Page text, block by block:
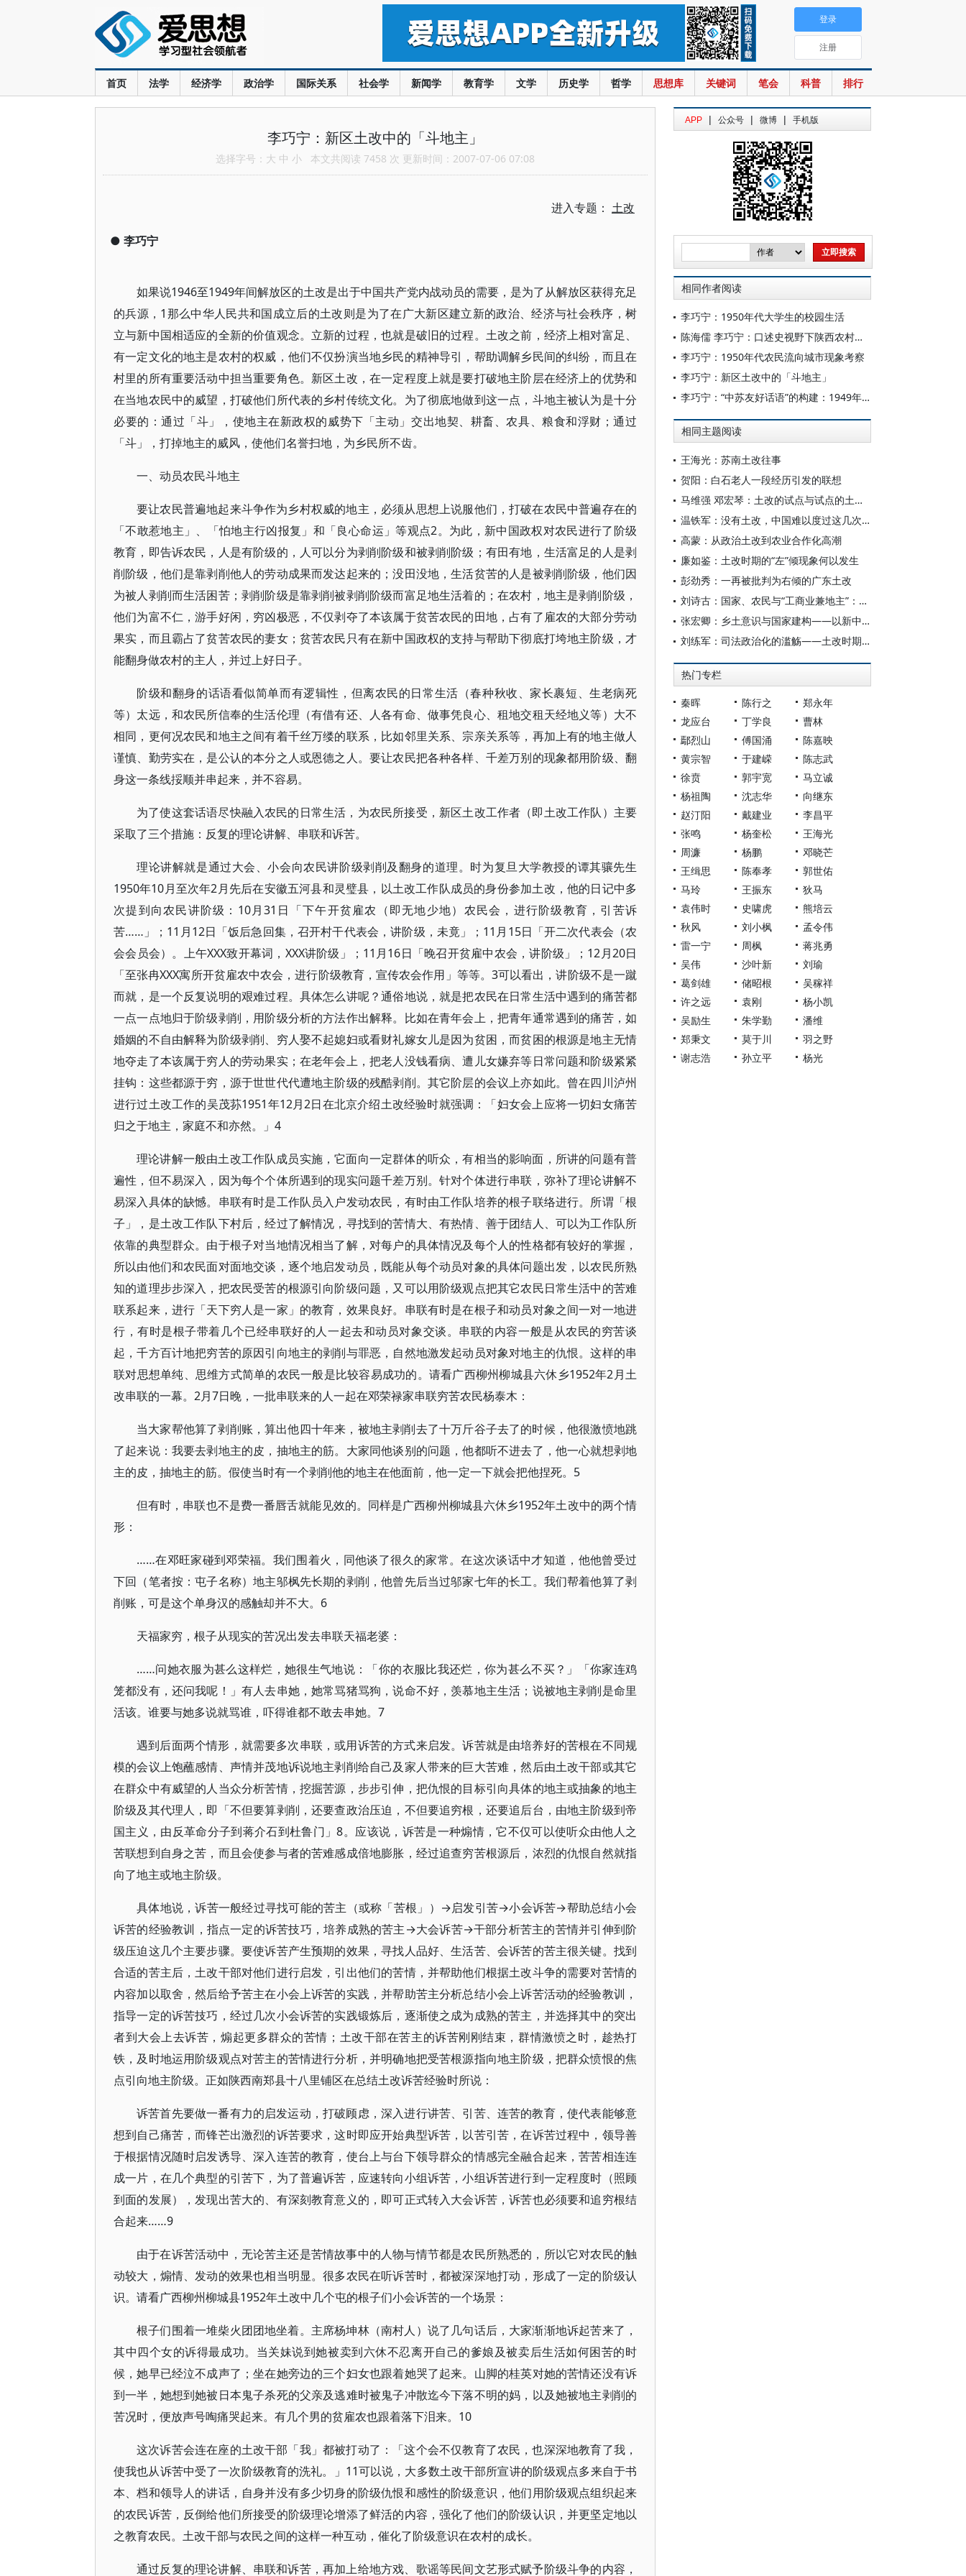
首页 法学 经济学 政治学 国际关系 社会学 新闻学 教育学 文学 历史学 哲学 思想库 关键词 笔会 科普 排行
登录
注册
李巧宁：新区土改中的「斗地主」
选择字号： 大 中 小 本文共阅读 7458 次 更新时间：2007-07-06 07:08
进入专题： 土改
● 李巧宁
如果说1946至1949年间解放区的土改是出于中国共产党内战动员的需要，是为了从解放区获得充足
的兵源，1那么中华人民共和国成立后的土改则是为了在广大新区建立新的政治、经济与社会秩序，树
立与新中国相适应的全新的价值观念。立新的过程，也就是破旧的过程。土改之前，经济上相对富足、
有一定文化的地主是农村的权威，他们不仅扮演当地乡民的精神导引，帮助调解乡民间的纠纷，而且在
村里的所有重要活动中担当重要角色。新区土改，在一定程度上就是要打破地主阶层在经济上的优势和
在当地农民中的威望，打破他们所代表的乡村传统文化。为了彻底地做到这一点，斗地主被认为是十分
必要的：通过「斗」，使地主在新政权的威势下「主动」交出地契、耕畜、农具、粮食和浮财；通过
「斗」，打掉地主的威风，使他们名誉扫地，为乡民所不齿。
一、动员农民斗地主
要让农民普遍地起来斗争作为乡村权威的地主，必须从思想上说服他们，打破在农民中普遍存在的
「不敢惹地主」、「怕地主行凶报复」和「良心命运」等观点2。为此，新中国政权对农民进行了阶级
教育，即告诉农民，人是有阶级的，人可以分为剥削阶级和被剥削阶级；有田有地，生活富足的人是剥
削阶级，他们是靠剥削他人的劳动成果而发达起来的；没田没地，生活贫苦的人是被剥削阶级，他们因
为被人剥削而生活困苦；剥削阶级是靠剥削被剥削阶级而富足地生活着的；在农村，地主是剥削阶级，
他们为富不仁，游手好闲，穷凶极恶，不仅剥夺了本该属于贫苦农民的田地，占有了雇农的大部分劳动
果实，而且霸占了贫苦农民的妻女；贫苦农民只有在新中国政权的支持与帮助下彻底打垮地主阶级，才
能翻身做农村的主人，并过上好日子。
阶级和翻身的话语看似简单而有逻辑性，但离农民的日常生活（春种秋收、家长裹短、生老病死
等）太远，和农民所信奉的生活伦理（有借有还、人各有命、做事凭良心、租地交租天经地义等）大不
相同，更何况农民和地主之间有着千丝万缕的联系，比如邻里关系、宗亲关系等，再加上有的地主做人
谨慎、勤劳实在，是公认的本分之人或恩德之人。要让农民把各种各样、千差万别的现象都用阶级、翻
身这一条线挼顺并串起来，并不容易。
为了使这套话语尽快融入农民的日常生活，为农民所接受，新区土改工作者（即土改工作队）主要
采取了三个措施：反复的理论讲解、串联和诉苦。
理论讲解就是通过大会、小会向农民讲阶级剥削及翻身的道理。时为复旦大学教授的谭其骧先生
1950年10月至次年2月先后在安徽五河县和灵璧县，以土改工作队成员的身份参加土改，他的日记中多
次提到向农民讲阶级：10月31日「下午开贫雇农（即无地少地）农民会，进行阶级教育，引苦诉
苦……」；11月12日「饭后急回集，召开村干代表会，讲阶级，未竟」；11月15日「开二次代表会（农
会会员会）。上午XXX致开幕词，XXX讲阶级」；11月16日「晚召开贫雇中农会，讲阶级」；12月20日
「至张冉XXX寓所开贫雇农中农会，进行阶级教育，宣传农会作用」等等。3可以看出，讲阶级不是一蹴
而就，是一个反复说明的艰难过程。具体怎么讲呢？通俗地说，就是把农民在日常生活中遇到的痛苦都
一点一点地归于阶级剥削，用阶级分析的方法作出解释。比如在青年会上，把青年通常遇到的痛苦，如
婚姻的不自由解释为阶级剥削、穷人娶不起媳妇或看财礼嫁女儿是因为贫困，而贫困的根源是地主无情
地夺走了本该属于穷人的劳动果实；在老年会上，把老人没钱看病、遭儿女嫌弃等日常问题和阶级紧紧
挂钩：这些都源于穷，源于世世代代遭地主阶级的残酷剥削。其它阶层的会议上亦如此。曾在四川泸州
进行过土改工作的吴茂荪1951年12月2日在北京介绍土改经验时就强调：「妇女会上应将一切妇女痛苦
归之于地主，家庭不和亦然。」4
理论讲解一般由土改工作队成员实施，它面向一定群体的听众，有相当的影响面，所讲的问题有普
遍性，但不易深入，因为每个个体所遇到的现实问题千差万别。针对个体进行串联，弥补了理论讲解不
易深入具体的缺憾。串联有时是工作队员入户发动农民，有时由工作队培养的根子联络进行。所谓「根
子」，是土改工作队下村后，经过了解情况，寻找到的苦情大、有热情、善于团结人、可以为工作队所
依靠的典型群众。由于根子对当地情况相当了解，对每户的具体情况及每个人的性格都有较好的掌握，
所以由他们和农民面对面地交谈，逐个地启发动员，既能从每个动员对象的具体问题出发，以农民所熟
知的道理步步深入，把农民受苦的根源引向阶级问题，又可以用阶级观点把其它农民日常生活中的苦难
联系起来，进行「天下穷人是一家」的教育，效果良好。串联有时是在根子和动员对象之间一对一地进
行，有时是根子带着几个已经串联好的人一起去和动员对象交谈。串联的内容一般是从农民的穷苦谈
起，千方百计地把穷苦的原因引向地主的剥削与罪恶，自然地激发起动员对象对地主的仇恨。这样的串
联对思想单纯、思维方式简单的农民一般是比较容易成功的。请看广西柳州柳城县六休乡1952年2月土
改串联的一幕。2月7日晚，一批串联来的人一起在邓荣禄家串联穷苦农民杨泰木：
当大家帮他算了剥削账，算出他四十年来，被地主剥削去了十万斤谷子去了的时候，他很激愤地跳
了起来说：我要去剥地主的皮，抽地主的筋。大家同他谈别的问题，他都听不进去了，他一心就想剥地
主的皮，抽地主的筋。假使当时有一个剥削他的地主在他面前，他一定一下就会把他捏死。5
但有时，串联也不是费一番唇舌就能见效的。同样是广西柳州柳城县六休乡1952年土改中的两个情
形：
……在邓旺家碰到邓荣福。我们围着火，同他谈了很久的家常。在这次谈话中才知道，他他曾受过
下回（笔者按：屯子名称）地主邬枫先长期的剥削，他曾先后当过邬家七年的长工。我们帮着他算了剥
削账，可是这个单身汉的感触却并不大。6
天福家穷，根子从现实的苦况出发去串联天福老婆：
……问她衣服为甚么这样烂，她很生气地说：「你的衣服比我还烂，你为甚么不买？」「你家连鸡
笼都没有，还问我呢！」有人去串她，她常骂猪骂狗，说命不好，羡慕地主生活；说被地主剥削是命里
活该。谁要与她多说就骂谁，吓得谁都不敢去串她。7
遇到后面两个情形，就需要多次串联，或用诉苦的方式来启发。诉苦就是由培养好的苦根在不同规
模的会议上饱蘸感情、声情并茂地诉说地主剥削给自己及家人带来的巨大苦难，然后由土改干部或其它
在群众中有威望的人当众分析苦情，挖掘苦源，步步引伸，把仇恨的目标引向具体的地主或抽象的地主
阶级及其代理人，即「不但要算剥削，还要查政治压迫，不但要追穷根，还要追后台，由地主阶级到帝
国主义，由反革命分子到蒋介石到杜鲁门」8。应该说，诉苦是一种煽情，它不仅可以使听众由他人之
苦联想到自身之苦，而且会使参与者的苦难感成倍地膨胀，经过追查穷苦根源后，浓烈的仇恨自然就指
向了地主或地主阶级。
具体地说，诉苦一般经过寻找可能的苦主（或称「苦根」）→启发引苦→小会诉苦→帮助总结小会
诉苦的经验教训，指点一定的诉苦技巧，培养成熟的苦主→大会诉苦→干部分析苦主的苦情并引伸到阶
级压迫这几个主要步骤。要使诉苦产生预期的效果，寻找人品好、生活苦、会诉苦的苦主很关键。找到
合适的苦主后，土改干部对他们进行启发，引出他们的苦情，并帮助他们根据土改斗争的需要对苦情的
内容加以取舍，然后给予苦主在小会上诉苦的实践，并帮助苦主分析总结小会上诉苦活动的经验教训，
指导一定的诉苦技巧，经过几次小会诉苦的实践锻炼后，逐渐使之成为成熟的苦主，并选择其中的突出
者到大会上去诉苦，煽起更多群众的苦情；土改干部在苦主的诉苦刚刚结束，群情激愤之时，趁热打
铁，及时地运用阶级观点对苦主的苦情进行分析，并明确地把受苦根源指向地主阶级，把群众愤恨的焦
点引向地主阶级。正如陕西南郑县十八里铺区在总结土改诉苦经验时所说：
诉苦首先要做一番有力的启发运动，打破顾虑，深入进行讲苦、引苦、连苦的教育，使代表能够意
想到自己痛苦，而锋芒出激烈的诉苦要求，这时即应开始典型诉苦，以苦引苦，在诉苦过程中，领导善
于根据情况随时启发诱导、深入连苦的教育，使台上与台下领导群众的情感完全融合起来，苦苦相连连
成一片，在几个典型的引苦下，为了普遍诉苦，应速转向小组诉苦，小组诉苦进行到一定程度时（照顾
到面的发展），发现出苦大的、有深刻教育意义的，即可正式转入大会诉苦，诉苦也必须要和追穷根结
合起来……9
由于在诉苦活动中，无论苦主还是苦情故事中的人物与情节都是农民所熟悉的，所以它对农民的触
动较大，煽情、发动的效果也相当明显。很多农民在听诉苦时，都被深深地打动，形成了一定的阶级认
识。请看广西柳州柳城县1952年土改中几个屯的根子们小会诉苦的一个场景：
根子们围着一堆柴火团团地坐着。主席杨坤林（南村人）说了几句话后，大家渐渐地诉起苦来了，
其中四个女的诉得最成功。当关妹说到她被卖到六休不忍离开自己的爹娘及被卖后生活如何困苦的时
候，她早已经泣不成声了；坐在她旁边的三个妇女也跟着她哭了起来。山脚的桂英对她的苦情还没有诉
到一半，她想到她被日本鬼子杀死的父亲及逃难时被鬼子冲散迄今下落不明的妈，以及她被地主剥削的
苦况时，便放声号啕痛哭起来。有几个男的贫雇农也跟着落下泪来。10
这次诉苦会连在座的土改干部「我」都被打动了：「这个会不仅教育了农民，也深深地教育了我，
使我也从诉苦中受了一次阶级教育的洗礼。」11可以说，大多数土改干部所宣讲的阶级观点多来自于书
本、档和领导人的讲话，自身并没有多少切身的阶级仇恨和感性的阶级意识，他们用阶级观点组织起来
的农民诉苦，反倒给他们所接受的阶级理论增添了鲜活的内容，强化了他们的阶级认识，并更坚定地以
之教育农民。土改干部与农民之间的这样一种互动，催化了阶级意识在农村的成长。
通过反复的理论讲解、串联和诉苦，再加上给地方戏、歌谣等民间文艺形式赋予阶级斗争的内容，
APP | 公众号 | 微博 | 手机版
相同作者阅读
李巧宁：1950年代大学生的校园生活
陈海儒 李巧宁：口述史视野下陕西农村妇女的生育困境（1949-1980）
李巧宁：1950年代农民流向城市现象考察
李巧宁：新区土改中的「斗地主」
李巧宁：“中苏友好话语”的构建：1949年─1960年
相同主题阅读
王海光：苏南土改往事
贺阳：白石老人一段经历引发的联想
马维强 邓宏琴：土改的试点与试点的土改：山西潞城县土改整党试点研究
温铁军：没有土改，中国难以度过这几次重大危机
高蒙：从政治土改到农业合作化高潮
廉如鉴：土改时期的“左”倾现象何以发生
彭劲秀：一再被批判为右倾的广东土改
刘诗古：国家、农民与“工商业兼地主”：南昌县土改中的“清算”斗争
张宏卿：乡土意识与国家建构——以新中国成立初期江西瑞金土改为中心的考察
刘练军：司法政治化的滥觞——土改时期的人民法庭
热门专栏
秦晖 陈行之
郑永年
龙应台
丁学良
曹林
鄢烈山
傅国涌
陈嘉映
黄宗智
于建嵘
陈志武
徐贲
郭宇宽
马立诚
杨祖陶
沈志华
向继东
赵汀阳
戴建业
李昌平
张鸣
杨奎松
王海光
周濂
杨鹏
邓晓芒
王缉思
陈奉孝
郭世佑
马玲
王振东
狄马
袁伟时
史啸虎
熊培云
秋风
刘小枫
孟令伟
雷一宁
周枫
蒋兆勇
吴伟
沙叶新
刘瑜
葛剑雄
储昭根
吴稼祥
许之远
袁刚
杨小凯
吴励生
朱学勤
潘维
郑秉文
莫于川
羽之野
谢志浩
孙立平 杨光